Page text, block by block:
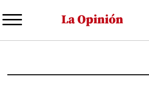
al
principal